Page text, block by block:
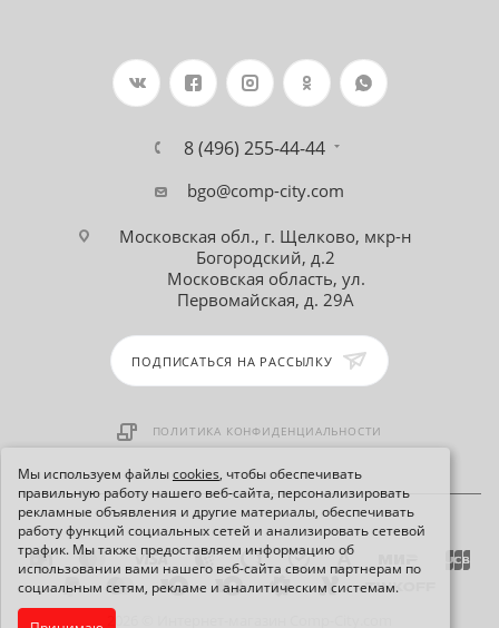
Мы используем файлыcookies, чтобы обеспечивать
правильную работу нашего веб-сайта, персонализировать
рекламные объявления и другие материалы, обеспечивать
работу функций социальных сетей и анализировать сетевой
трафик. Мы также предоставляем информацию об
использовании вами нашего веб-сайта своим партнерам по
социальным сетям, рекламе и аналитическим системам.
8 (496) 255-44-44
bgo@comp-city.com
Московская обл., г. Щелково, мкр-н
Богородский, д.2
Московская область, ул.
Первомайская, д. 29А
ПОДПИСАТЬСЯ НА РАССЫЛКУ
ПОЛИТИКА КОНФИДЕНЦИАЛЬНОСТИ